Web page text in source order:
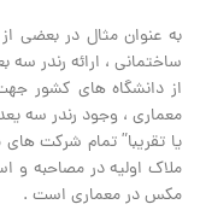
به عنوان مثال در بعضی
ساختمانی ، ارائه رندر سه
از دانشگاه های کشور
معماری ، وجود رندر سه
یا تقریبا” تمام شرکت
ملاک اولیه در مصاحبه و
مکس در معماری است .